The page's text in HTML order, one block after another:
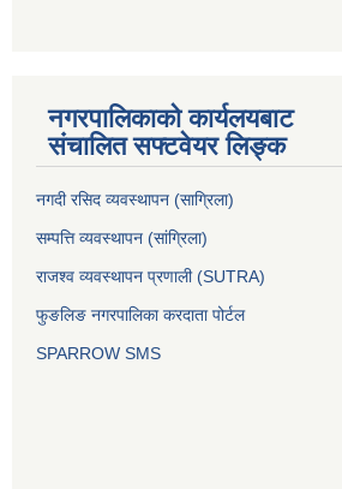
नगरपालिकाको कार्यलयबाट
संचालित सफ्टवेयर लिङ्क
नगदी रसिद व्यवस्थापन (साग्रिला)
सम्पत्ति व्यवस्थापन (सांग्रिला)
राजश्व व्यवस्थापन प्रणाली (SUTRA)
फुङलिङ नगरपालिका करदाता पोर्टल
SPARROW SMS